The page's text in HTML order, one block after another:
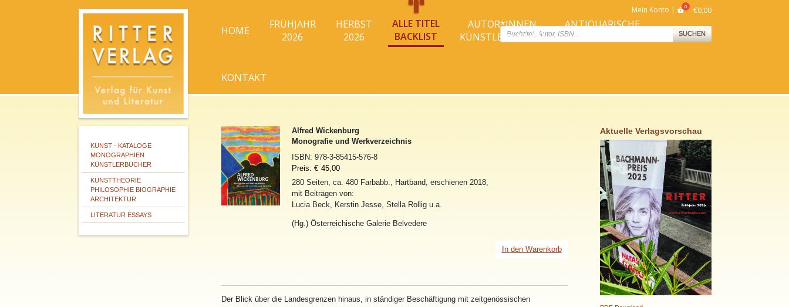
Mein Konto €0,00
Products
search
SUCHEN
HOME
FRÜHJAHR
2026
HERBST
2026
ALLE TITEL
BACKLIST
AUTOR*INNEN
KÜNSTLER*INNEN
ANTIQUARISCHE
KONTAKT
KUNST - KATALOGE
MONOGRAPHIEN
KÜNSTLERBÜCHER
KUNSTTHEORIE
PHILOSOPHIE BIOGRAPHIE
ARCHITEKTUR
LITERATUR ESSAYS
Alfred Wickenburg
Monografie und Werkverzeichnis
ISBN: 978-3-85415-576-8
Preis: € 45,00
280 Seiten, ca. 480 Farbabb., Hartband, erschienen 2018,
mit Beiträgen von:
Lucia Beck, Kerstin Jesse, Stella Rollig u.a.
(Hg.) Österreichische Galerie Belvedere
In den Warenkorb
Der Blick über die Landesgrenzen hinaus, in ständiger Beschäftigung mit zeitgenössischen
Aktuelle Verlagsvorschau